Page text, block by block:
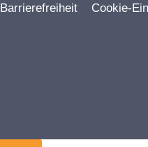
Barrierefreiheit Cookie-